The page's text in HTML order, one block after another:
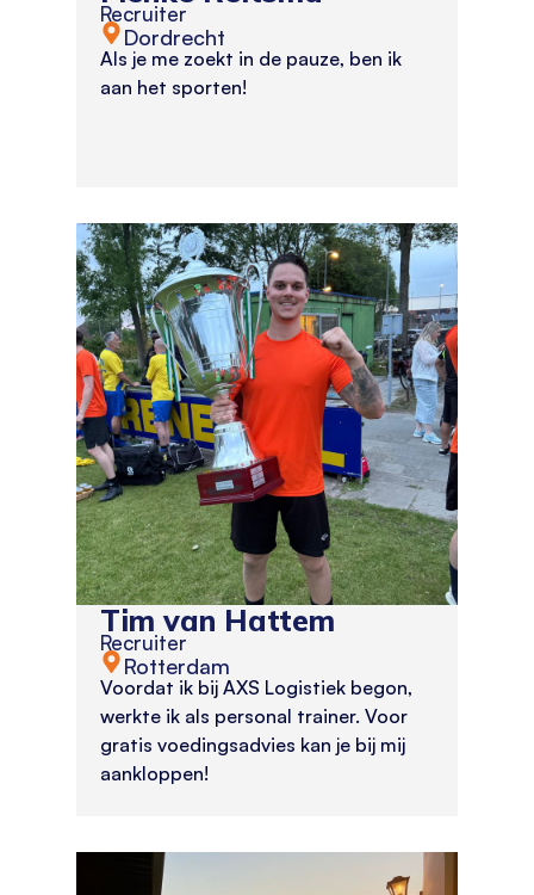
Recruiter
Dordrecht
Als je me zoekt in de pauze, ben ik
aan het sporten!
Tim van Hattem
Recruiter
Rotterdam
Voordat ik bij AXS Logistiek begon,
werkte ik als personal trainer. Voor
gratis voedingsadvies kan je bij mij
aankloppen!